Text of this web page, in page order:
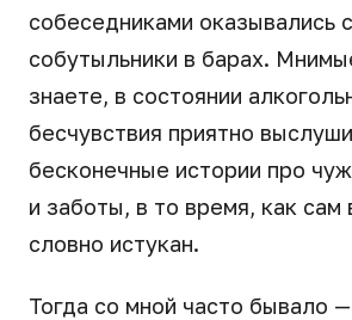
собеседниками оказывались
собутыльники в барах.
знаете, в состоянии
бесчувствия приятно
бесконечные истории про
и заботы, в то время, как сам
словно истукан.
Тогда со мной часто бывало